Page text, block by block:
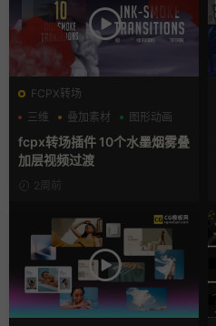
FCPX转场
三维
叠加素材 图形动画
fcpx转场插件 10个水墨烟雾叠
加层视频过渡
2周前